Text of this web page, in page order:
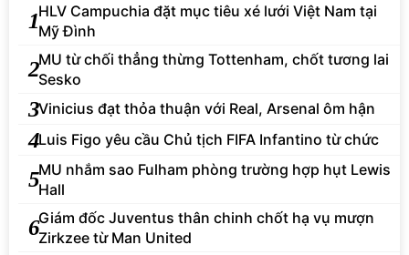
1HLV Campuchia đặt mục tiêu xé lưới Việt Nam tại
Mỹ Đình
2MU từ chối thẳng thừng Tottenham, chốt tương lai
Sesko
3Vinicius đạt thỏa thuận với Real, Arsenal ôm hận
4Luis Figo yêu cầu Chủ tịch FIFA Infantino từ chức
5MU nhắm sao Fulham phòng trường hợp hụt Lewis
Hall
6Giám đốc Juventus thân chinh chốt hạ vụ mượn
Zirkzee từ Man United